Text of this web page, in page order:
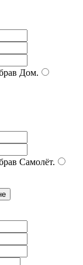
Дом.
Самолёт.